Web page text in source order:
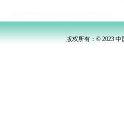
版权所有：© 2023